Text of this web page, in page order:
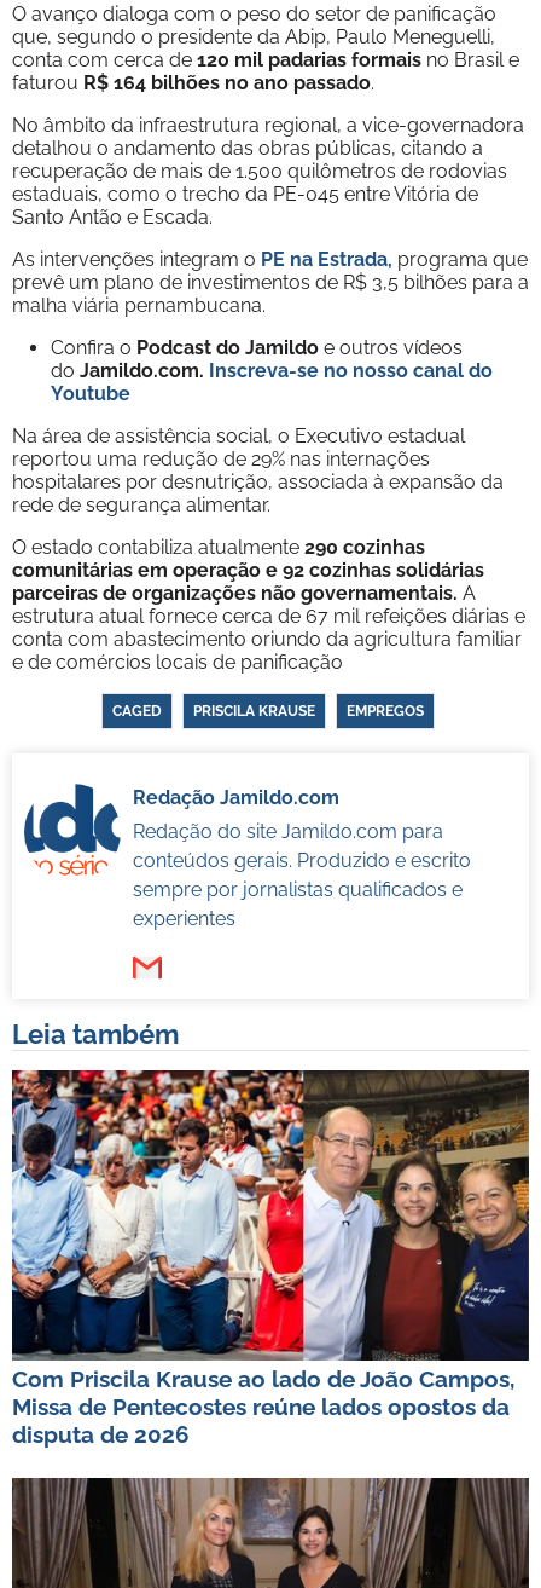
O avanço dialoga com o peso do setor de panificação
que, segundo o presidente da Abip, Paulo Meneguelli,
conta com cerca de 120 mil padarias formais no Brasil e
faturou R$ 164 bilhões no ano passado.
No âmbito da infraestrutura regional, a vice-governadora
detalhou o andamento das obras públicas, citando a
recuperação de mais de 1.500 quilômetros de rodovias
estaduais, como o trecho da PE-045 entre Vitória de
Santo Antão e Escada.
As intervenções integram o PE na Estrada, programa que
prevê um plano de investimentos de R$ 3,5 bilhões para a
malha viária pernambucana.
Confira o Podcast do Jamildo e outros vídeos
do Jamildo.com. Inscreva-se no nosso canal do
Youtube
Na área de assistência social, o Executivo estadual
reportou uma redução de 29% nas internações
hospitalares por desnutrição, associada à expansão da
rede de segurança alimentar.
O estado contabiliza atualmente 290 cozinhas
comunitárias em operação e 92 cozinhas solidárias
parceiras de organizações não governamentais. A
estrutura atual fornece cerca de 67 mil refeições diárias e
conta com abastecimento oriundo da agricultura familiar
e de comércios locais de panificação
CAGED PRISCILA KRAUSE EMPREGOS
Redação Jamildo.com
Redação do site Jamildo.com para
conteúdos gerais. Produzido e escrito
sempre por jornalistas qualificados e
experientes
Leia também
Com Priscila Krause ao lado de João Campos,
Missa de Pentecostes reúne lados opostos da
disputa de 2026